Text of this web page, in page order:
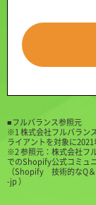
■フルバランス参照元
※1 株式会社フルバラン
ライアントを対象に
※2 参照元：株式会社フ
でのShopify公式コミュ
（Shopify 技術的なQ
-jp）